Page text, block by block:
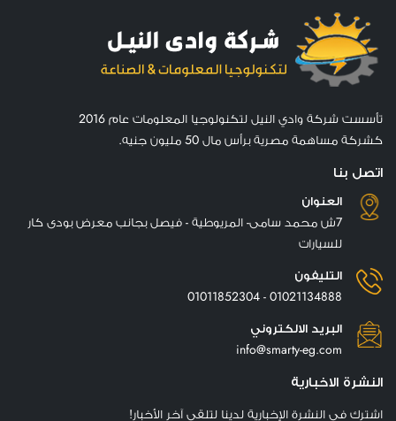
تأسست شركة وادي النيل لتكنولوجيا المعلومات عام 2016
كشركة مساهمة مصرية برأس مال 50 مليون جنيه.
اتصل بنا
العنوان
7ش محمد سامى- المريوطية - فيصل بجانب معرض بودى كار
للسيارات
التليفون
01021134888 - 01011852304
البريد الالكتروني
info@smarty-eg.com
النشرة الاخبارية
اشترك في النشرة الإخبارية لدينا لتلقي آخر الأخبار!